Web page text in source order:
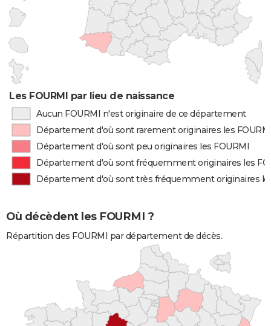
Les FOURMI par lieu de naissance
Aucun FOURMI n'est originaire de ce département
Département d'où sont rarement originaires les
Département d'où sont peu originaires les FOURMI
Département d'où sont fréquemment originaires les
Département d'où sont très fréquemment originaires
Où décèdent les FOURMI ?
Répartition des FOURMI par département de décès.